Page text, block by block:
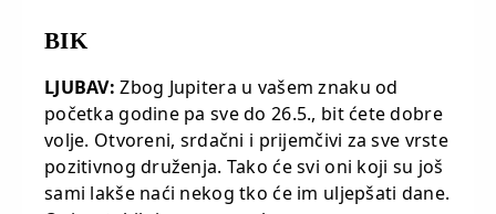
BIK
LJUBAV: Zbog Jupitera u vašem znaku od
početka godine pa sve do 26.5., bit ćete dobre
volje. Otvoreni, srdačni i prijemčivi za sve vrste
pozitivnog druženja. Tako će svi oni koji su još
sami lakše naći nekog tko će im uljepšati dane.